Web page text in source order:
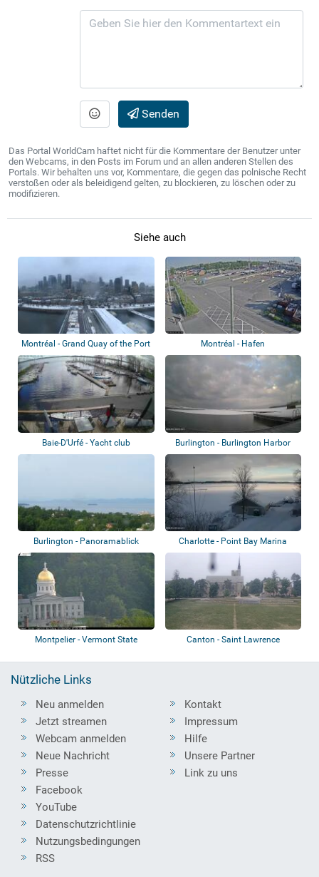
Senden
Das Portal WorldCam haftet nicht für die Kommentare der Benutzer unter
den Webcams, in den Posts im Forum und an allen anderen Stellen des
Portals. Wir behalten uns vor, Kommentare, die gegen das polnische Recht
verstoßen oder als beleidigend gelten, zu blockieren, zu löschen oder zu
modifizieren.
Siehe auch
Montréal - Grand Quay of the Port
of Mon...
Montréal - Hafen
Baie-D'Urfé - Yacht club
Burlington - Burlington Harbor
Marina
Burlington - Panoramablick Charlotte - Point Bay Marina
Montpelier - Vermont State
Canton - Saint Lawrence
Nützliche Links
Neu anmelden
Jetzt streamen
Webcam anmelden
Neue Nachricht
Presse
Kontakt
Impressum
Hilfe
Unsere Partner
Link zu uns
Facebook
YouTube
Datenschutzrichtlinie
Nutzungsbedingungen
RSS